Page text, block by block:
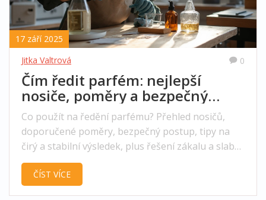
17 září 2025
Jitka Valtrová
0
Čím ředit parfém: nejlepší
nosiče, poměry a bezpečný
postup (průvodce)
Co použít na ředění parfému? Přehled nosičů,
doporučené poměry, bezpečný postup, tipy na
čirý a stabilní výsledek, plus řešení zákalu a slabé
výdrže.
ČÍST VÍCE